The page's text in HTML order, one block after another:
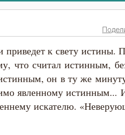
приведет к свету истины.
что считал истинным,
он в ту же
явленному истинным...
искателю.